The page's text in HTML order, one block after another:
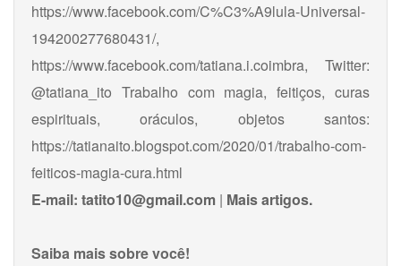
https://www.facebook.com/C%C3%A9lula-Universal-
194200277680431/,
https://www.facebook.com/tatiana.i.coimbra, Twitter:
@tatiana_ito Trabalho com magia, feitiços, curas
espirituais, oráculos, objetos santos:
https://tatianaito.blogspot.com/2020/01/trabalho-com-
feiticos-magia-cura.html
E-mail: tatito10@gmail.com | Mais artigos.
Saiba mais sobre você!